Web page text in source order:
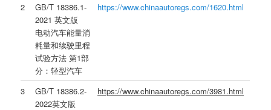
2
GB/T 18386.1-
2021 英文版
电动汽车能量消
耗量和续驶里程
试验方法 第1部
分：轻型汽车
https://www.chinaautoregs.com/1620.html
3
GB/T 18386.2-
2022英文版
https://www.chinaautoregs.com/3981.html